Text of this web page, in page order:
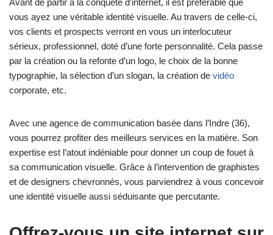
vous ayez une véritable identité visuelle. Au travers de celle-ci,
vos clients et prospects verront en vous un interlocuteur
sérieux, professionnel, doté d’une forte personnalité. Cela passe
par la création ou la refonte d’un logo, le choix de la bonne
typographie, la sélection d’un slogan, la création de vidéo
corporate, etc.
Avec une agence de communication basée dans l’Indre (36),
vous pourrez profiter des meilleurs services en la matière. Son
expertise est l’atout indéniable pour donner un coup de fouet à
sa communication visuelle. Grâce à l’intervention de graphistes
et de designers chevronnés, vous parviendrez à vous concevoir
une identité visuelle aussi séduisante que percutante.